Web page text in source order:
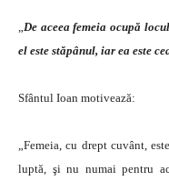
De aceea femeia ocupă
el este stăpânul, iar ea este
Sfântul Ioan motivează:
„Femeia, cu drept cuvânt,
luptă, şi nu numai pentru